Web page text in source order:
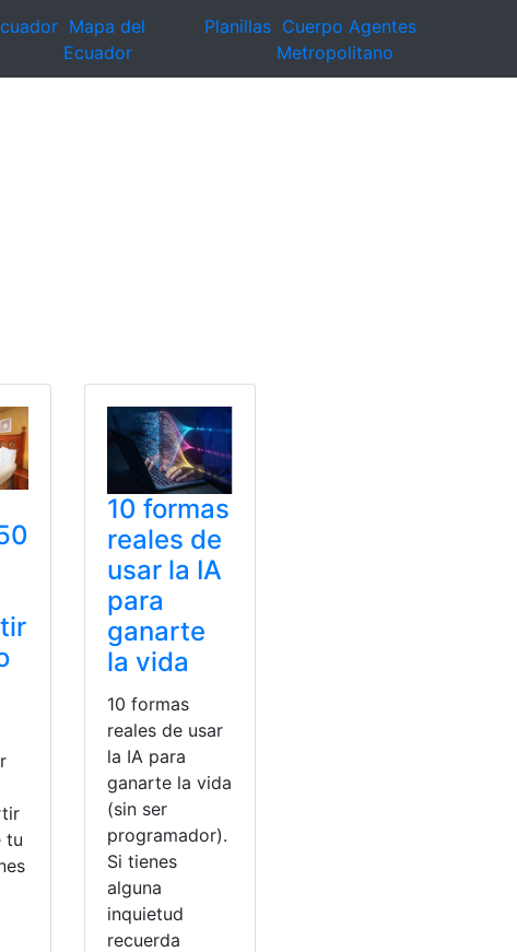
Mapa del
Ecuador
Planillas Cuerpo Agentes
Metropolitano
tu
10 formas
reales de
usar la IA
para
ganarte
la vida
10 formas
reales de usar
la IA para
ganarte la vida
(sin ser
programador).
Si tienes
alguna
inquietud
recuerda